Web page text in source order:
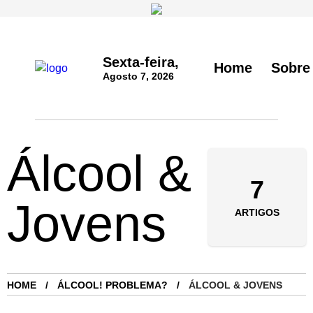
Sexta-feira,
Agosto 7, 2026
Home Sobre
Álcool &
Jovens
7
ARTIGOS
HOME ÁLCOOL! PROBLEMA? ÁLCOOL & JOVENS